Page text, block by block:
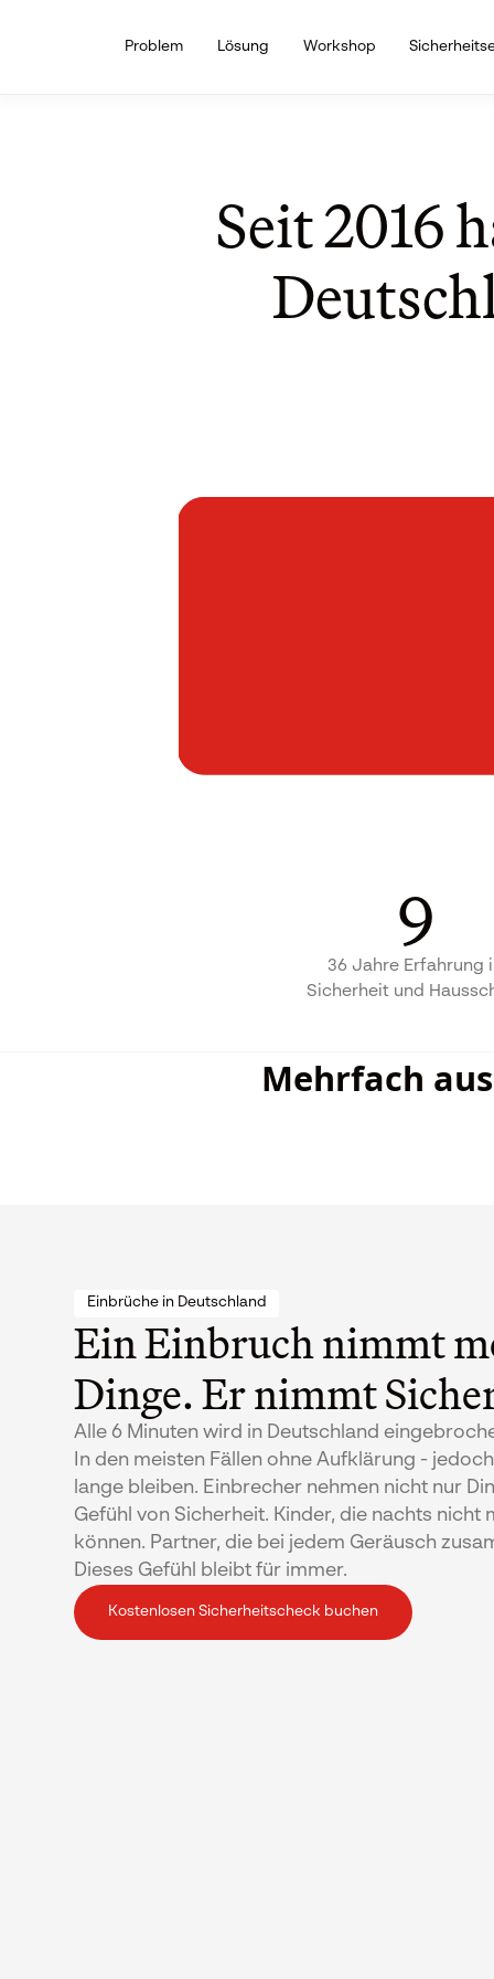
Problem Lösung Workshop
Seit 2016
9
36 Jahre Erfahrung
Sicherheit und
Mehrfach
Einbrüche in Deutschland
Ein Einbruch nimmt
Dinge. Er nimmt
Alle 6 Minuten wird in Deutschland
In den meisten Fällen ohne Aufklärung -
lange bleiben. Einbrecher nehmen nicht nur
Gefühl von Sicherheit. Kinder, die nachts nicht
können. Partner, die bei jedem Geräusch
Dieses Gefühl bleibt für immer.
Kostenlosen Sicherheitscheck buchen